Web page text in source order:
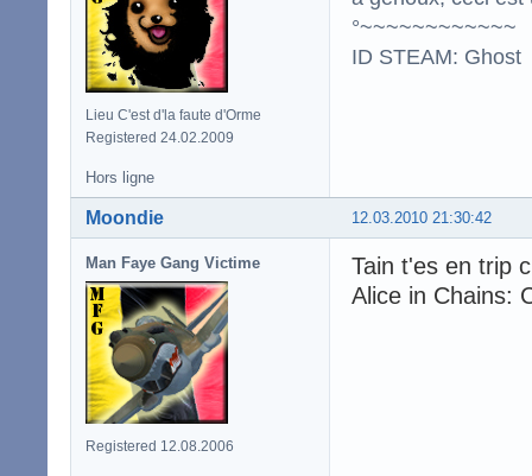
Lieu C'est d'la faute d'Orme
Registered 24.02.2009
°~~~~~~~~~~~~
ID STEAM: Ghost
Hors ligne
12.03.2010 21:30:42
Moondie
Man Faye Gang Victime
Registered 12.08.2006
Tain t'es en trip
Alice in Chains: